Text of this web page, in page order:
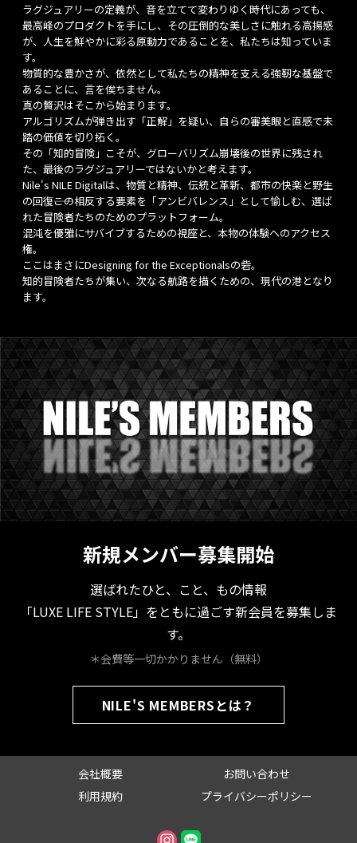
ラグジュアリーの定義が、音を立てて変わりゆく時代にあっても、
最高峰のプロダクトを手にし、その圧倒的な美しさに触れる高揚感
が、人生を鮮やかに彩る原動力であることを、私たちは知っていま
す。
物質的な豊かさが、依然として私たちの精神を支える強靭な基盤で
あることに、言を俟ちません。
真の贅沢はそこから始まります。
アルゴリズムが弾き出す「正解」を疑い、自らの審美眼と直感で未
踏の価値を切り拓く。
その「知的冒険」こそが、グローバリズム崩壊後の世界に残され
た、最後のラグジュアリーではないかと考えます。
Nile's NILE Digitalは、物質と精神、伝統と革新、都市の快楽と野生
の回復――この相反する要素を「アンビバレンス」として愉しむ、選ば
れた冒険者たちのためのプラットフォーム。
混沌を優雅にサバイブするための視座と、本物の体験へのアクセス
権。
ここはまさにDesigning for the Exceptionalsの砦。
知的冒険者たちが集い、次なる航路を描くための、現代の港となり
ます。
新規メンバー募集開始
選ばれたひと、こと、もの情報
「LUXE LIFE STYLE」をともに過ごす新会員を募集しま
す。
＊会費等一切かかりません（無料）
NILE'S MEMBERSとは？
会社概要
お問い合わせ
利用規約
プライバシーポリシー